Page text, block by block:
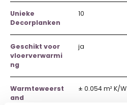
Unieke
Decorplanken
10
Geschikt voor
vloerverwarmi
ng
ja
Warmteweerst
and
± 0.054 m² K/W